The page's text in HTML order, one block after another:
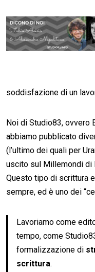
soddisfazione di un
Noi di Studio83, ovvero
abbiamo pubblicato
(l’ultimo dei quali per
uscito sul Millemondi di
Questo tipo di scrittura
sempre, ed è uno dei
Lavoriamo come
tempo, come
formalizzazione di
scrittura.